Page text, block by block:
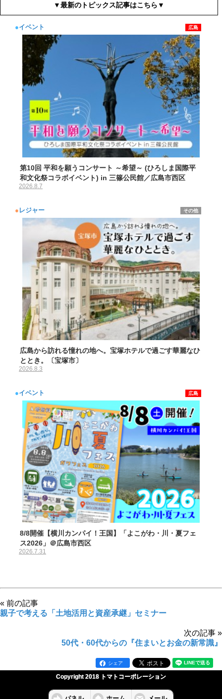
▼最新のトピックス記事はこちら▼
●イベント 広島
第10回 平和を願うコンサート ～希望～ (ひろしま国際平
和文化祭コラボイベント) in 三篠公民館／広島市西区
2026.8.7
● レジャー その他
広島から訪れる憧れの地へ。宝塚ホテルで過ごす華麗なひ
ととき。〔宝塚市〕
2026.8.3
●イベント 広島
8/8開催【横川カンパイ！王国】「よこがわ・川・夏フェ
ス2026」＠広島市西区
2026.7.31
« 前の記事
親子で考える「土地活用と資産承継」セミナー
次の記事 »
50代・60代からの『住まいとお金の新常識』
シェア
Copyright 2018 トマトコーポレーション